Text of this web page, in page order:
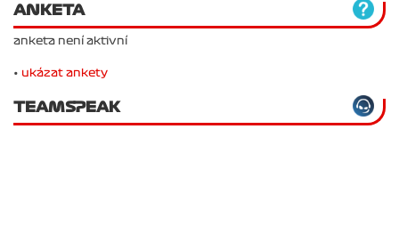
ANKETA
anketa není aktivní
• ukázat ankety
TEAMSPEAK